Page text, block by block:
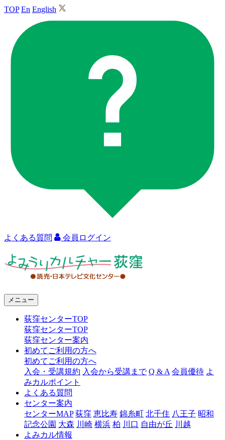
TOP En English
よくある質問 会員ログイン
ャ
窪
メニュー
荻窪センターTOP
荻窪センターTOP
荻窪センター案内
初めてご利用の方へ
初めてご利用の方へ
入会・受講規約 入会から受講まで Q & A 会員優待 よ
みカルポイント
よくある質問
センター案内
センターMAP 荻窪 恵比寿 錦糸町 北千住 八王子 昭和
記念公園 大森 川崎 横浜 柏 川口 自由が丘 川越
よみカル情報